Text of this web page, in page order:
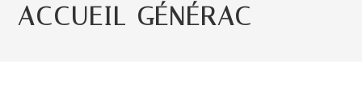
ACCUEIL GÉNÉRAC